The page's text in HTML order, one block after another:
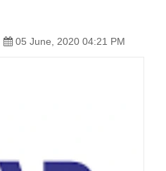
05 June, 2020 04:21 PM